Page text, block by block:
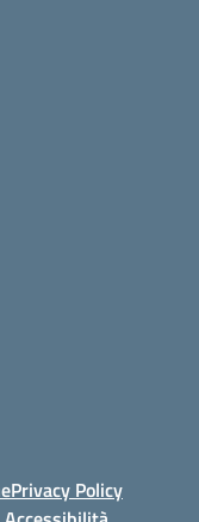
Privacy Policy